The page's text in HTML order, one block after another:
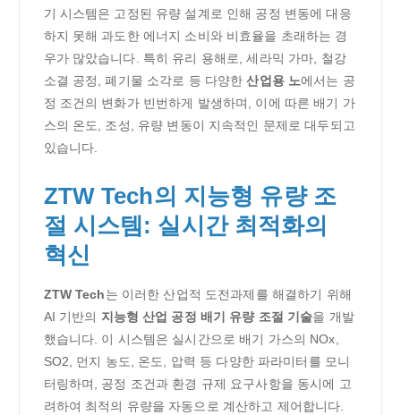
기 시스템은 고정된 유량 설계로 인해 공정 변동에 대응
하지 못해 과도한 에너지 소비와 비효율을 초래하는 경
우가 많았습니다. 특히 유리 용해로, 세라믹 가마, 철강
소결 공정, 폐기물 소각로 등 다양한산업용 노에서는 공
정 조건의 변화가 빈번하게 발생하며, 이에 따른 배기 가
스의 온도, 조성, 유량 변동이 지속적인 문제로 대두되고
있습니다.
ZTW Tech의 지능형 유량 조
절 시스템: 실시간 최적화의
혁신
ZTW Tech는 이러한 산업적 도전과제를 해결하기 위해
AI 기반의 지능형 산업 공정 배기 유량 조절 기술을 개발
했습니다. 이 시스템은 실시간으로 배기 가스의 NOx,
SO2, 먼지 농도, 온도, 압력 등 다양한 파라미터를 모니
터링하며, 공정 조건과 환경 규제 요구사항을 동시에 고
려하여 최적의 유량을 자동으로 계산하고 제어합니다.